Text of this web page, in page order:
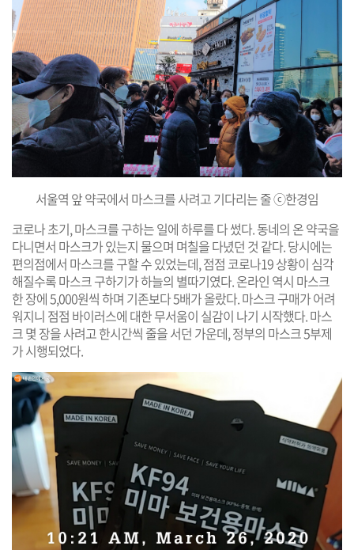
서울역 앞 약국에서 마스크를 사려고 기다리는 줄 ⓒ한경임
코로나 초기, 마스크를 구하는 일에 하루를 다 썼다. 동네의 온 약국을
다니면서 마스크가 있는지 물으며 며칠을 다녔던 것 같다. 당시에는
편의점에서 마스크를 구할 수 있었는데, 점점 코로나19 상황이 심각
해질수록 마스크 구하기가 하늘의 별따기였다. 온라인 역시 마스크
한 장에 5,000원씩 하며 기존보다 5배가 올랐다. 마스크 구매가 어려
워지니 점점 바이러스에 대한 무서움이 실감이 나기 시작했다. 마스
크 몇 장을 사려고 한시간씩 줄을 서던 가운데, 정부의 마스크 5부제
가 시행되었다.